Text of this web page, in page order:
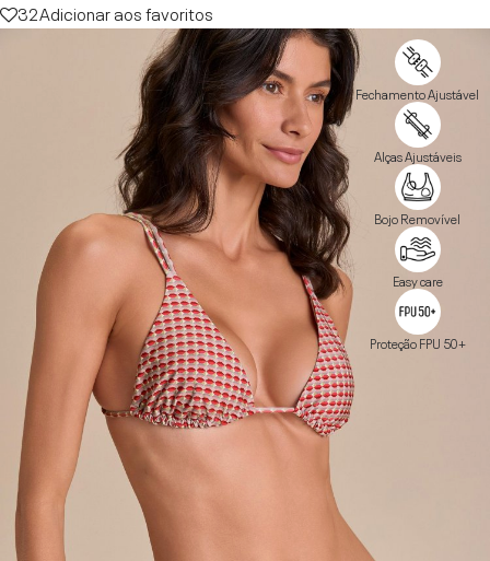
32Adicionar aos favoritos
Fechamento Ajustável
Alças Ajustáveis
Bojo Removível
Easy care
Proteção FPU 50+